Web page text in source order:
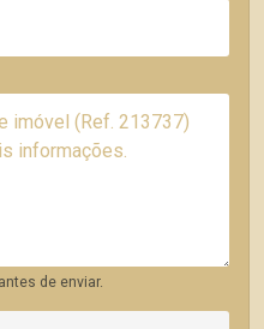
de enviar.